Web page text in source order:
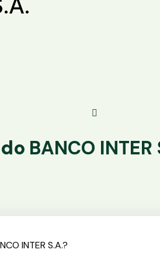
BANCO INTER
INTER S.A.?